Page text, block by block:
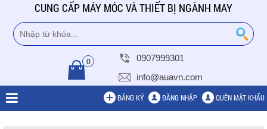
CUNG CẤP MÁY MÓC VÀ THIẾT BỊ NGÀNH MAY
0
0907999301
info@auavn.com
ĐĂNG KÝ ĐĂNG NHẬP QUÊN MẬT KHẨU